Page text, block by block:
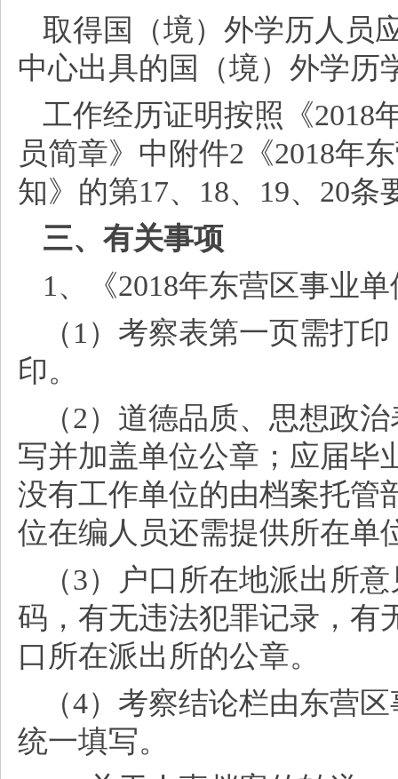
取得国（境）外学历人员
中心出具的国（境）外学历
工作经历证明按照《2018
员简章》中附件2《2018年
知》的第17、18、19、20条
三、有关事项
1、《2018年东营区事业
（ 1）考察表第一页需打
印。
（2）道德品质、思想政
写并加盖单位公章；应届毕
没有工作单位的由档案托管
位在编人员还需提供所在单
（3）户口所在地派出所
码， 有无违法犯罪记录，有
口所在派出所的公章。
（4）考察结论栏由东营
统一填写。